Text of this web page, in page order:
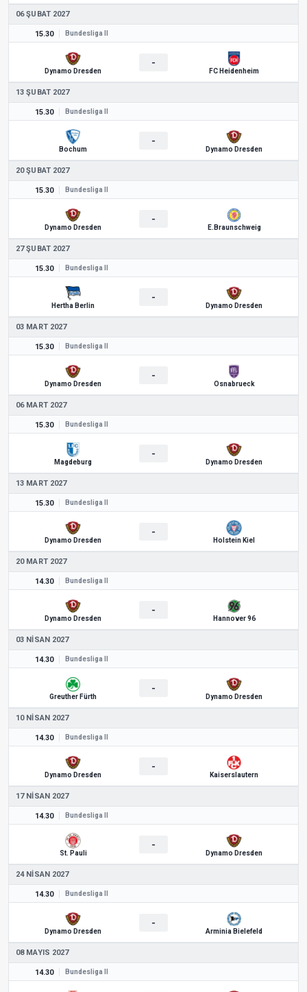
06 ŞUBAT 2027
15.30 Bundesliga II
Dynamo Dresden
-
FC Heidenheim
13 ŞUBAT 2027
15.30 Bundesliga II
Bochum
-
Dynamo Dresden
20 ŞUBAT 2027
15.30 Bundesliga II
Dynamo Dresden
-
E.Braunschweig
27 ŞUBAT 2027
15.30 Bundesliga II
Hertha Berlin
-
Dynamo Dresden
03 MART 2027
15.30 Bundesliga II
Dynamo Dresden
-
Osnabrueck
06 MART 2027
15.30 Bundesliga II
Magdeburg
-
Dynamo Dresden
13 MART 2027
15.30 Bundesliga II
Dynamo Dresden
-
Holstein Kiel
20 MART 2027
14.30 Bundesliga II
Dynamo Dresden
-
Hannover 96
03 NISAN 2027
14.30 Bundesliga II
Greuther Fürth
-
Dynamo Dresden
10 NISAN 2027
14.30 Bundesliga II
Dynamo Dresden
-
Kaiserslautern
17 NISAN 2027
14.30 Bundesliga II
St. Pauli
-
Dynamo Dresden
24 NISAN 2027
14.30 Bundesliga II
Dynamo Dresden
-
Arminia Bielefeld
08 MAYIS 2027
14.30 Bundesliga II